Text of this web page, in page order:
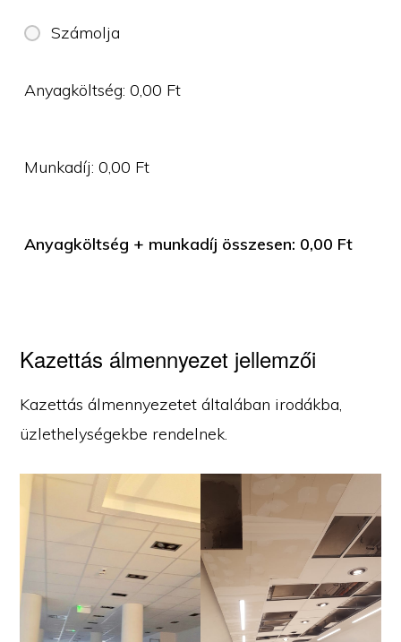
Számolja
Anyagköltség:0,00 Ft
Munkadíj:0,00 Ft
Anyagköltség + munkadíj összesen: 0,00 Ft
Kazettás álmennyezet jellemzői
Kazettás álmennyezetet általában irodákba,
üzlethelységekbe rendelnek.